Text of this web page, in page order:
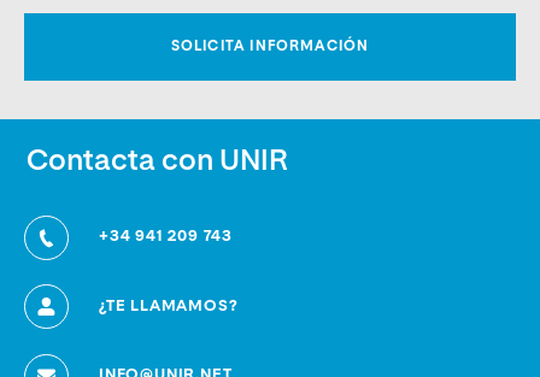
Contacta con UNIR
+34 941 209 743
¿TE LLAMAMOS?